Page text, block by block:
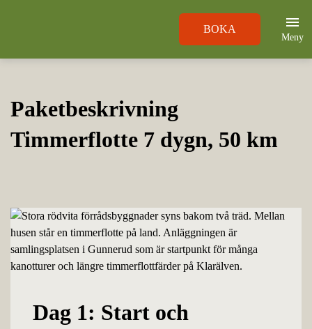
BOKA
Meny
Paketbeskrivning
Timmerflotte 7 dygn, 50 km
Dag 1: Start och